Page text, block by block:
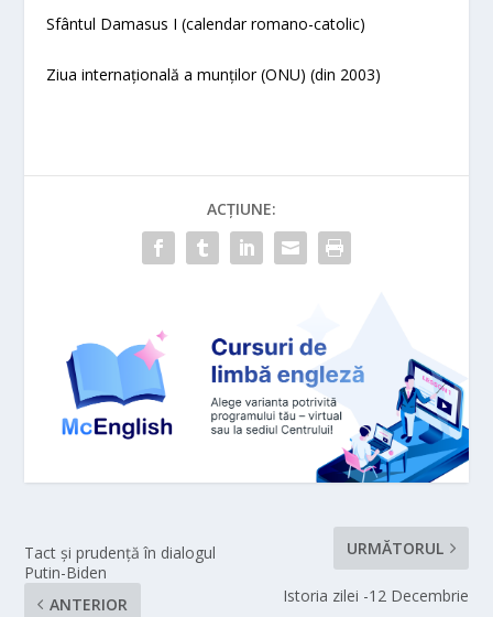
Sfântul Damasus I (calendar romano-catolic)
Ziua internațională a munților (ONU) (din 2003)
ACȚIUNE:
Tact şi prudenţă în dialogul
Putin-Biden
ANTERIOR
URMĂTORUL
Istoria zilei -12 Decembrie